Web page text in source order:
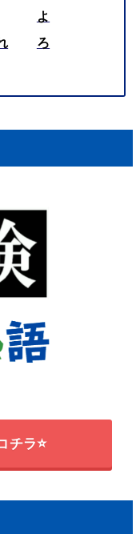
よ
ろ
チラ⭐